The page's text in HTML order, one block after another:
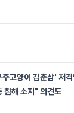
주고양이 김춘삼' 저
침해 소지" 의견도